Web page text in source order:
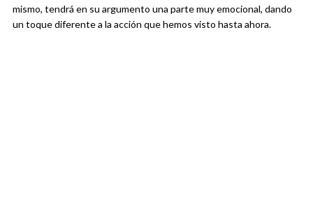
mismo, tendrá en su argumento una parte muy emocional, dando
un toque diferente a la acción que hemos visto hasta ahora.